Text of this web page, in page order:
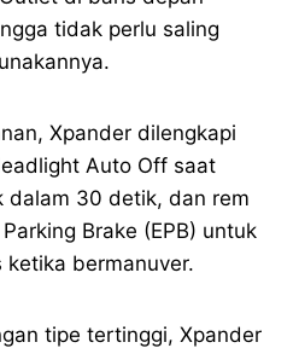
tidak perlu saling
Xpander dilengkapi
Auto Off saat
dalam 30 detik, dan rem
Brake (EPB) untuk
bermanuver.
tipe tertinggi, Xpander